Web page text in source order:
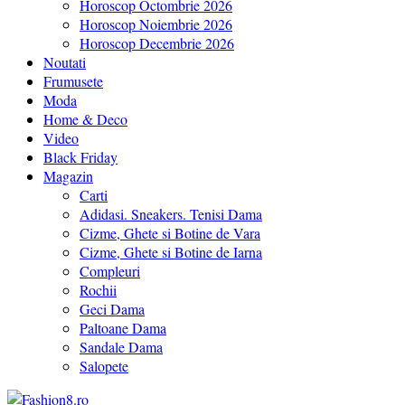
Horoscop Octombrie 2026
Horoscop Noiembrie 2026
Horoscop Decembrie 2026
Noutati
Frumusete
Moda
Home & Deco
Video
Black Friday
Magazin
Carti
Adidasi. Sneakers. Tenisi Dama
Cizme, Ghete si Botine de Vara
Cizme, Ghete si Botine de Iarna
Compleuri
Rochii
Geci Dama
Paltoane Dama
Sandale Dama
Salopete